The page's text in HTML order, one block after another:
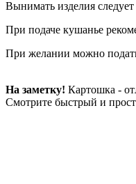
Вынимать изделия
При подаче кушанье
При желании можно
На заметку! Картошка -
Смотрите быстрый и